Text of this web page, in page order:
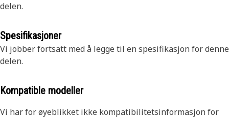
delen.
Spesifikasjoner
Vi jobber fortsatt med å legge til en spesifikasjon for denne
delen.
Kompatible modeller
Vi har for øyeblikket ikke kompatibilitetsinformasjon for